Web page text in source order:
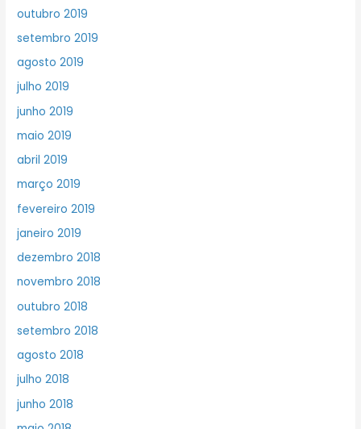
outubro 2019
setembro 2019
agosto 2019
julho 2019
junho 2019
maio 2019
abril 2019
março 2019
fevereiro 2019
janeiro 2019
dezembro 2018
novembro 2018
outubro 2018
setembro 2018
agosto 2018
julho 2018
junho 2018